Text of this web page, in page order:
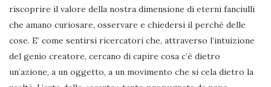
riscoprire il valore della nostra dimensione di eterni fanciulli
che amano curiosare, osservare e chiedersi il perché delle
cose. E’ come sentirsi ricercatori che, attraverso l’intuizione
del genio creatore, cercano di capire cosa c’è dietro
un’azione, a un oggetto, a un movimento che si cela dietro la